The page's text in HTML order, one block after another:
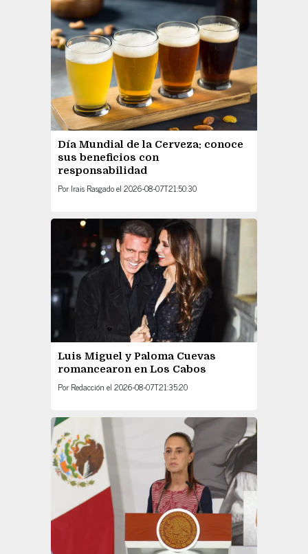
Día Mundial de la Cerveza: conoce
sus beneficios con
responsabilidad
Por Irais Rasgadoel 2026-08-07T21:50:30
Luis Miguel y Paloma Cuevas
romancearon en Los Cabos
Por Redacción el 2026-08-07T21:35:20